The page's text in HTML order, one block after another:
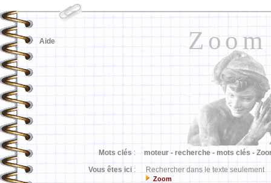
Zoom
Aide
Mots clés : moteur - recherche - mots clés -
Vous êtes ici : Rechercher dans le texte seulement
Zoom